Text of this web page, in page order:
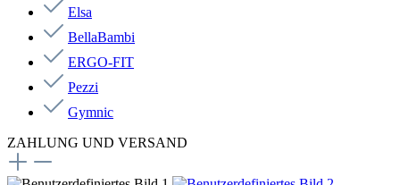
Elsa
BellaBambi
ERGO-FIT
Pezzi
Gymnic
ZAHLUNG UND VERSAND